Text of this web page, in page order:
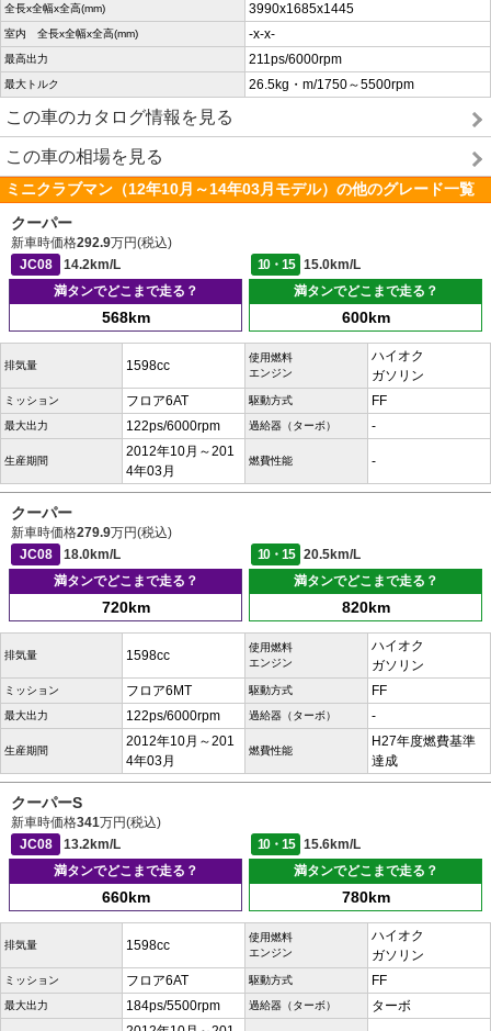
全長x全幅x全高(mm) 3990x1685x1445
室内 全長x全幅x全高(mm) -x-x-
最高出力 211ps/6000rpm
最大トルク 26.5kg・m/1750～5500rpm
この車のカタログ情報を見る
この車の相場を見る
ミニクラブマン（12年10月～14年03月モデル）の他のグレード一覧
クーパー
新車時価格292.9万円(税込)
JC08
14.2km/L 10・15
15.0km/L
満タンでどこまで走る？
568km
満タンでどこまで走る？
600km
排気量 1598cc
使用燃料
エンジン
ハイオク
ガソリン
ミッション フロア6AT 駆動方式 FF
最大出力 122ps/6000rpm 過給器（ターボ） -
生産期間
2012年10月～201
4年03月
燃費性能 -
クーパー
新車時価格279.9万円(税込)
JC08
18.0km/L 10・15
20.5km/L
満タンでどこまで走る？
720km
満タンでどこまで走る？
820km
排気量 1598cc
使用燃料
エンジン
ハイオク
ガソリン
ミッション フロア6MT 駆動方式 FF
最大出力 122ps/6000rpm 過給器（ターボ） -
生産期間
2012年10月～201
4年03月
燃費性能
H27年度燃費基準
達成
クーパーS
新車時価格341万円(税込)
JC08
13.2km/L 10・15
15.6km/L
満タンでどこまで走る？
660km
満タンでどこまで走る？
780km
排気量 1598cc
使用燃料
エンジン
ハイオク
ガソリン
ミッション フロア6AT 駆動方式 FF
最大出力 184ps/5500rpm 過給器（ターボ）
ターボ